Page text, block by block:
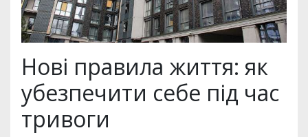
Нові правила життя: як
убезпечити себе під час
тривоги